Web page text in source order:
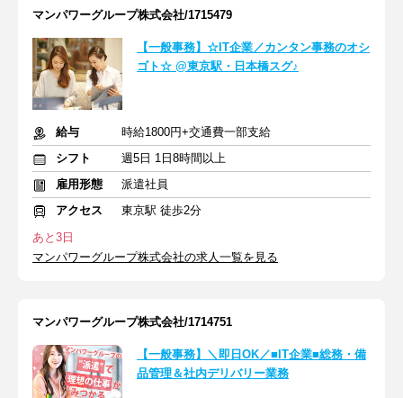
マンパワーグループ株式会社/1715479
【一般事務】☆IT企業／カンタン事務のオシ
ゴト☆ @東京駅・日本橋スグ♪
給与
時給1800円+交通費一部支給
シフト
週5日 1日8時間以上
雇用形態
派遣社員
アクセス
東京駅 徒歩2分
あと3日
マンパワーグループ株式会社の求人一覧を見る
マンパワーグループ株式会社/1714751
【一般事務】＼即日OK／■IT企業■総務・備
品管理＆社内デリバリー業務